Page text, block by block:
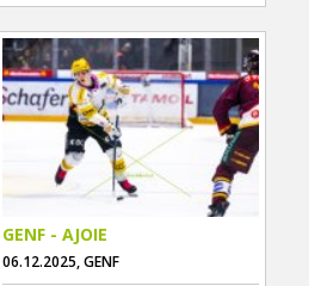
GENF - AJOIE
06.12.2025, GENF